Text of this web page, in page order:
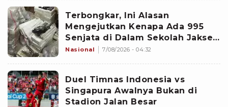
Terbongkar, Ini Alasan
Mengejutkan Kenapa Ada 995
Senjata di Dalam Sekolah Jaksel
Sejak 2020
Nasional 7/08/2026 - 04:32
Duel Timnas Indonesia vs
Singapura Awalnya Bukan di
Stadion Jalan Besar